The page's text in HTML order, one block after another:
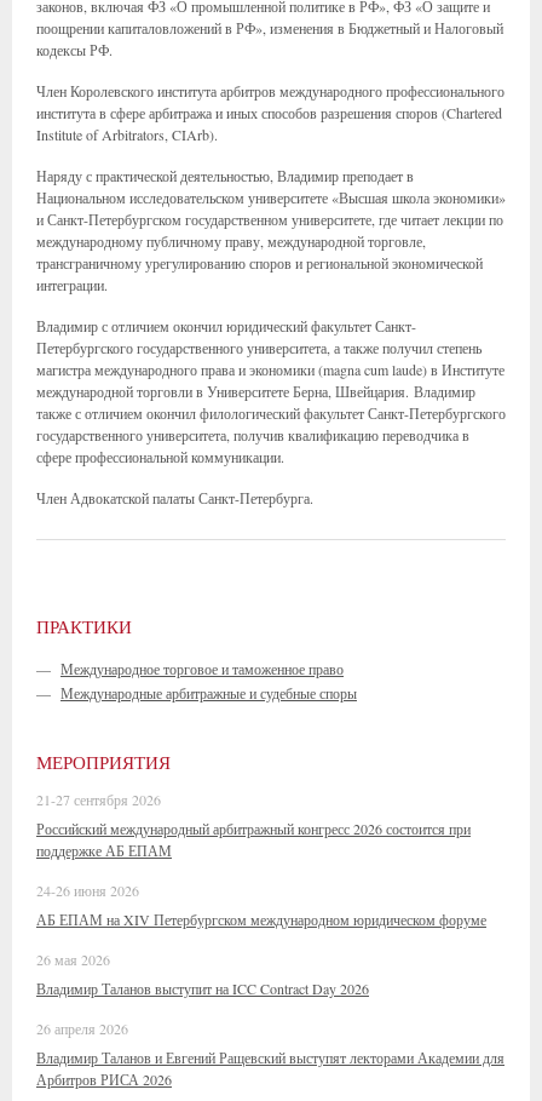
законов, включая ФЗ «О промышленной политике в РФ», ФЗ «О защите и
поощрении капиталовложений в РФ», изменения в Бюджетный и Налоговый
кодексы РФ.
Член Королевского института арбитров международного профессионального
института в сфере арбитража и иных способов разрешения споров (Chartered
Institute of Arbitrators, CIArb).
Наряду с практической деятельностью, Владимир преподает в
Национальном исследовательском университете «Высшая школа экономики»
и Санкт-Петербургском государственном университете, где читает лекции по
международному публичному праву, международной торговле,
трансграничному урегулированию споров и региональной экономической
интеграции.
Владимир с отличием окончил юридический факультет Санкт-
Петербургского государственного университета, а также получил степень
магистра международного права и экономики (magna cum laude) в Институте
международной торговли в Университете Берна, Швейцария. Владимир
также с отличием окончил филологический факультет Санкт-Петербургского
государственного университета, получив квалификацию переводчика в
сфере профессиональной коммуникации.
Член Адвокатской палаты Санкт-Петербурга.
ПРАКТИКИ
— Международное торговое и таможенное право
— Международные арбитражные и судебные споры
МЕРОПРИЯТИЯ
21-27 сентября 2026
Российский международный арбитражный конгресс 2026 состоится при
поддержке АБ ЕПАМ
24-26 июня 2026
АБ ЕПАМ на XIV Петербургском международном юридическом форуме
26 мая 2026
Владимир Таланов выступит на ICC Contract Day 2026
26 апреля 2026
Владимир Таланов и Евгений Ращевский выступят лекторами Академии для
Арбитров РИСА 2026